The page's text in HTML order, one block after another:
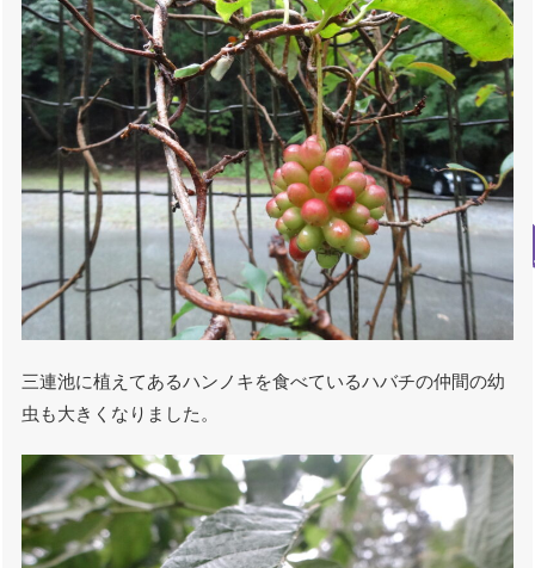
三連池に植えてあるハンノキを食べているハバチの仲間の幼
虫も大きくなりました。